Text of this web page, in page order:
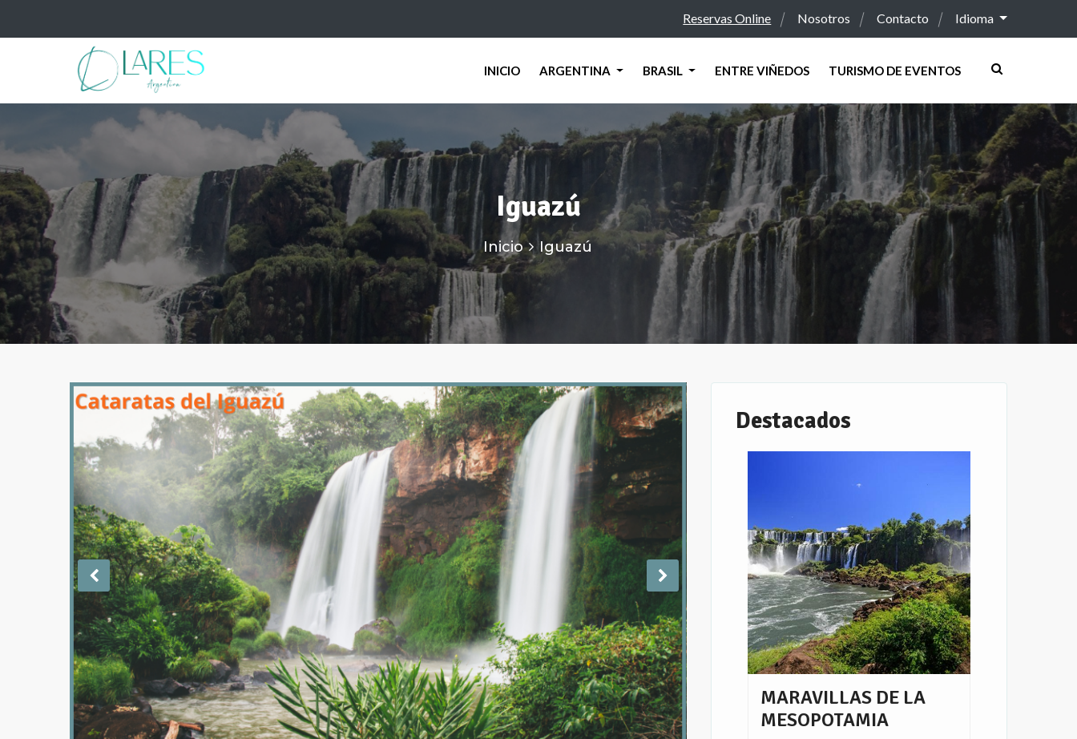
Reservas Online Nosotros Contacto Idioma
INICIO ARGENTINA BRASIL ENTRE VIÑEDOS TURISMO DE EVENTOS
Iguazú
Inicio Iguazú
Destacados
MARAVILLAS DE LA
MESOPOTAMIA